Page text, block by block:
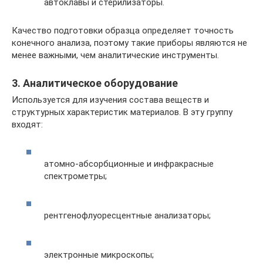
автоклавы и стерилизаторы.
Качество подготовки образца определяет точность
конечного анализа, поэтому такие приборы являются не
менее важными, чем аналитические инструменты.
3. Аналитическое оборудование
Используется для изучения состава веществ и
структурных характеристик материалов. В эту группу
входят:
атомно-абсорбционные и инфракрасные
спектрометры;
рентгенофлуоресцентные анализаторы;
электронные микроскопы;